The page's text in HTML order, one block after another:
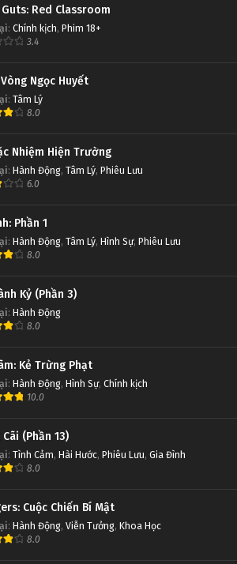
Red Classroom
: Chính kịch, Phim 18+
3.4
Ngọc Huyết
: Tâm Lý
8.0
Nhiệm Hiện Trường
: Hành Động, Tâm Lý, Phiêu Lưu
6.0
Phần 1
: Hành Động, Tâm Lý, Hình Sự, Phiêu Lưu
8.0
Kỷ (Phần 3)
: Hành Động
8.0
Kẻ Trừng Phạt
: Hành Động, Hình Sự, Chính kịch
10.0
(Phần 13)
: Tình Cảm, Hài Hước, Phiêu Lưu, Gia Đình
8.0
Cuộc Chiến Bí Mật
: Hành Động, Viễn Tưởng, Khoa Học
8.0